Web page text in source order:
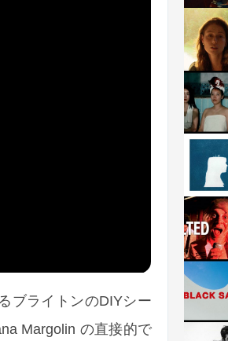
ブライトンのDIYシー
Margolin の直接的で